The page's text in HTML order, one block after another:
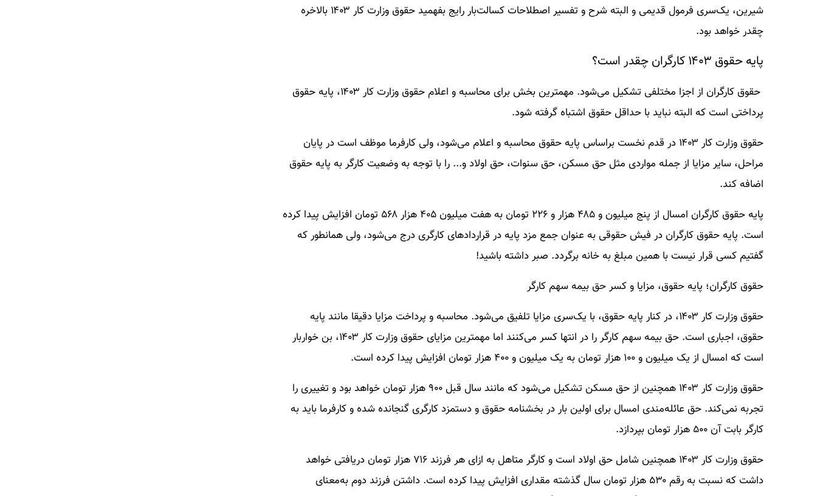
شیرین، یک‌سری فرمول قدیمی و البته شرح و تفسیر اصطلاحات کسالت‌بار رایج بفهمید حقوق وزارت کار ۱۴۰۳ بالاخره
چقدر خواهد بود.
پایه حقوق ۱۴۰۳ کارگران چقدر است؟
حقوق کارگران از اجزا مختلفی تشکیل می‌شود. مهمترین بخش برای محاسبه و اعلام حقوق وزارت کار ۱۴۰۳، پایه حقوق
پرداختی است که البته نباید با حداقل حقوق اشتباه گرفته شود.
حقوق وزارت کار ۱۴۰۳ در قدم نخست براساس پایه حقوق محاسبه و اعلام می‌شود، ولی کارفرما موظف است در پایان
مراحل، سایر مزایا از جمله مواردی مثل حق مسکن، حق سنوات، حق اولاد و... را با توجه به وضعیت کارگر به پایه حقوق
اضافه کند.
پایه حقوق کارگران امسال از پنج میلیون و ۴۸۵ هزار و ۲۲۶ تومان به هفت میلیون ۴۰۵ هزار ۵۶۸ تومان افزایش پیدا کرده
است. پایه حقوق کارگران در فیش حقوقی به عنوان جمع مزد پایه در قراردادهای کارگری درج می‌شود، ولی همانطور که
گفتیم کسی قرار نیست با همین مبلغ به خانه برگردد. صبر داشته باشید!
حقوق کارگران؛ پایه حقوق، مزایا و کسر حق بیمه سهم کارگر
حقوق وزارت کار ۱۴۰۳، در کنار پایه حقوق، با یک‌سری مزایا تلفیق می‌شود. محاسبه و پرداخت مزایا دقیقا مانند پایه
حقوق، اجباری است. حق بیمه سهم کارگر را در انتها کسر می‌کنند اما مهمترین مزایای حقوق وزارت کار ۱۴۰۳، بن خواربار
است که امسال از یک میلیون و ۱۰۰ هزار تومان به یک میلیون و ۴۰۰ هزار تومان افزایش پیدا کرده است.
حقوق وزارت کار ۱۴۰۳ همچنین از حق مسکن تشکیل می‌شود که مانند سال قبل ۹۰۰ هزار تومان خواهد بود و تغییری را
تجربه نمی‌کند. حق عائله‌مندی امسال برای اولین بار در بخشنامه حقوق و دستمزد کارگری گنجانده شده و کارفرما باید به
کارگر بابت آن ۵۰۰ هزار تومان بپردازد.
حقوق وزارت کار ۱۴۰۳ همچنین شامل حق اولاد است و کارگر متاهل به ازای هر فرزند ۷۱۶ هزار تومان دریافتی خواهد
داشت که نسبت به رقم ۵۳۰ هزار تومان سال گذشته مقداری افزایش پیدا کرده است. داشتن فرزند دوم به‌معنای